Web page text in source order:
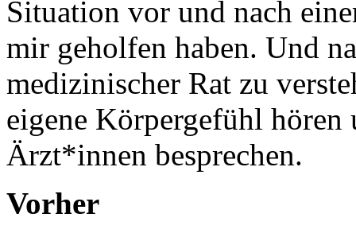
Situation vor und nach
mir geholfen haben. Und
medizinischer Rat zu
eigene Körpergefühl
Ärzt*innen besprechen.
Vorher